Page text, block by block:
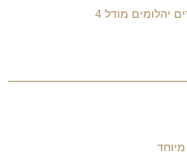
יהלומים מודל 4
מיוחד